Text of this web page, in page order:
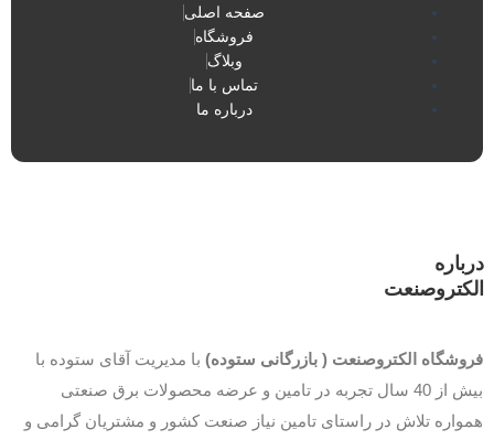
صفحه اصلی
فروشگاه
وبلاگ
تماس با ما
درباره ما
الکتروصنعت ( بازرگانی ستوده)با مدیریت آقای ستوده با
بیش از 40 سال تجربه در تامین و عرضه محصولات برق صنعتی
تلاش در راستای تامین نیاز صنعت کشور و مشتریان گرامی و